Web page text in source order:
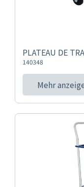
PLATEAU DE
140348
Mehr